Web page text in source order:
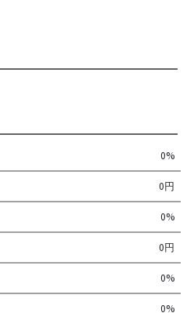
0%
0円
0%
0円
0%
0%